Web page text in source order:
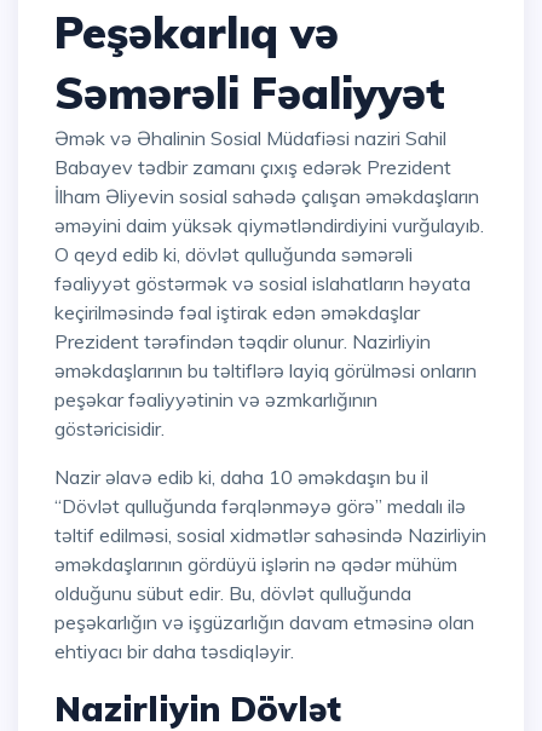
Peşəkarlıq və
Səmərəli Fəaliyyət
Əmək və Əhalinin Sosial Müdafiəsi naziri Sahil
Babayev tədbir zamanı çıxış edərək Prezident
İlham Əliyevin sosial sahədə çalışan əməkdaşların
əməyini daim yüksək qiymətləndirdiyini vurğulayıb.
O qeyd edib ki, dövlət qulluğunda səmərəli
fəaliyyət göstərmək və sosial islahatların həyata
keçirilməsində fəal iştirak edən əməkdaşlar
Prezident tərəfindən təqdir olunur. Nazirliyin
əməkdaşlarının bu təltiflərə layiq görülməsi onların
peşəkar fəaliyyətinin və əzmkarlığının
göstəricisidir.
Nazir əlavə edib ki, daha 10 əməkdaşın bu il
“Dövlət qulluğunda fərqlənməyə görə” medalı ilə
təltif edilməsi, sosial xidmətlər sahəsində Nazirliyin
əməkdaşlarının gördüyü işlərin nə qədər mühüm
olduğunu sübut edir. Bu, dövlət qulluğunda
peşəkarlığın və işgüzarlığın davam etməsinə olan
ehtiyacı bir daha təsdiqləyir.
Nazirliyin Dövlət